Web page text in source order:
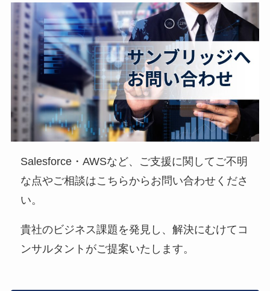
Salesforce・AWSなど、ご支援に関してご不明
な点やご相談はこちらからお問い合わせくださ
い。
貴社のビジネス課題を発見し、解決にむけてコ
ンサルタントがご提案いたします。